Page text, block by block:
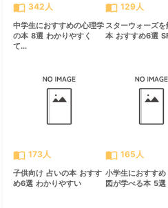
import_contacts 342人
中学生におすすめの心理学
の本 8選 わかりやすく
て...
import_contacts 129人
スターウォーズを
本 おすすめ6選
import_contacts 173人
子供向け 占いの本 おすす
め6選 わかりやすい
import_contacts 165人
小学生におすす
図が学べる本 5選